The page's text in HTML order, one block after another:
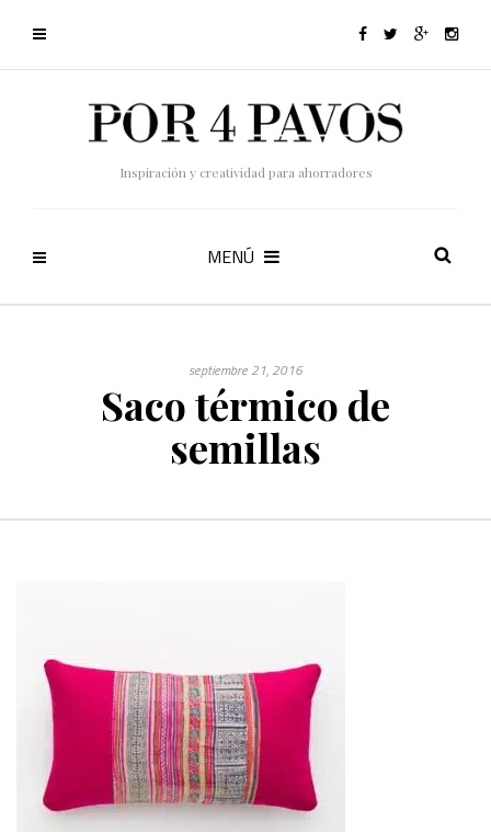
Inspiración y creatividad para ahorradores
MENÚ
septiembre 21, 2016
Saco térmico de
semillas